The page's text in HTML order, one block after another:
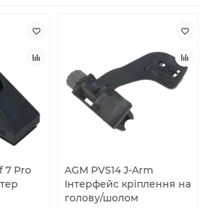
7 Pro
AGM PVS14 J-Arm
Інтерфейс кріплення на
голову/шолом